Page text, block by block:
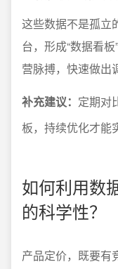
这些数据不是孤立
台，形成“数据看
营脉搏，快速做出
补充建议： 定期对
板，持续优化才能
如何利用数
的科学性？
产品定价，既要有